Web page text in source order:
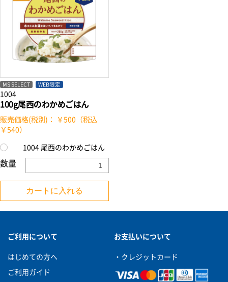
MS SELECT WEB限定
1004
100g尾西のわかめごはん
販売価格(税別)： ￥500（税込
￥540）
1004 尾西のわかめごはん
数量
カートに入れる
ご利用について
はじめての方へ
ご利用ガイド
お支払いについて
・クレジットカード